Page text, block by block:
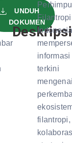
UNDUH
DOKUMEN
Deskripsi
Filantropi
informasi
terkini
filantropi,